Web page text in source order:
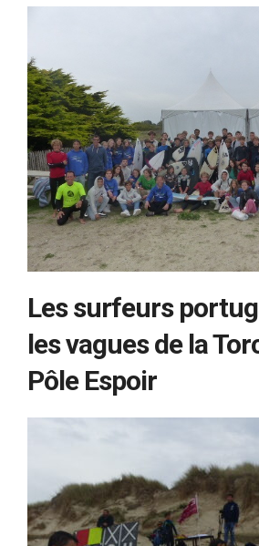
Les surfeurs
les vagues de la
Pôle Espoir